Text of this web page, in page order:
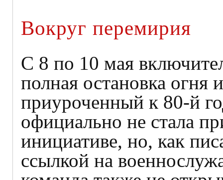
Вокруг перемирия
С 8 по 10 мая
полная остановка
приуроченный к 80-й
официально не стала
инициативе, но, как
ссылкой на